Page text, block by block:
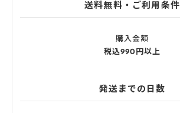
送料無料・ご利用条件
購入金額
税込990円以上
発送までの日数